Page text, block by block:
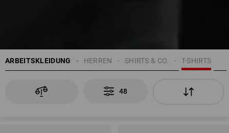
ARBEITSKLEIDUNG T-SHIRTS
SHIRTS & CO.
HERREN
48